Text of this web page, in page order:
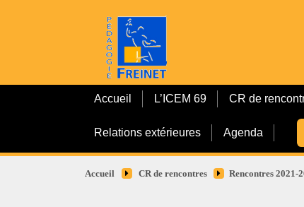
Accueil L’ICEM 69 CR de
Relations extérieures Agenda
Accueil CR de rencontres Rencontres 2021-